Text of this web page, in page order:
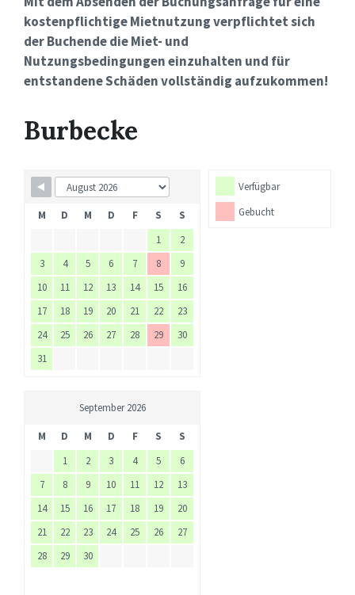
kostenpflichtige Mietnutzung verpflichtet sich
der Buchende die Miet- und
Nutzungsbedingungen einzuhalten und für
entstandene Schäden vollständig aufzukommen!
Burbecke
Verfügbar
Gebucht
M D M D F S
S
1
2
3
4 5 6 7 8
9
10
11 12 13 14 15
16
17
18 19 20 21 22
23
24
25 26 27 28 29
30
31
September 2026
M D M D F S
S
1
2 3 4 5
6
7
8 9 10 11 12
13
14
15 16 17 18 19
20
21
22 23 24 25 26
27
28
29 30